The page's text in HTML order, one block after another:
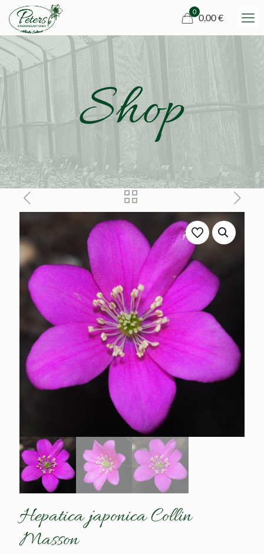
0
0,00 €
Shop
Hepatica japonica Collin
Masson